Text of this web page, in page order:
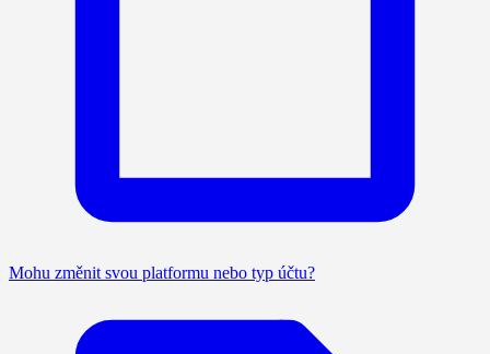
Mohu změnit svou platformu nebo typ účtu?